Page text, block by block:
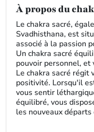
À propos du
Le chakra sacré,
Svadhisthana, est
associé à la passion
Un chakra sacré
pouvoir personnel, et
Le chakra sacré
positivité. Lorsqu'il
vous sentir
équilibré, vous
les nouveaux